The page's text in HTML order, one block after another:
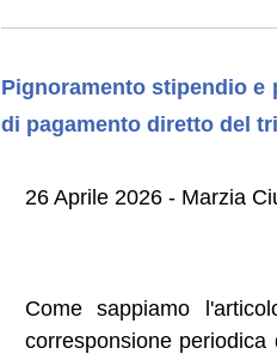
Pignoramento stipendio e
di pagamento diretto del
26 Aprile 2026 - Marzia
Come sappiamo
corresponsione